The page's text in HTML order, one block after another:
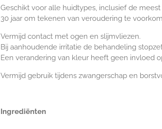
Geschikt voor alle huidtypes, inclusief de
30 jaar om tekenen van veroudering te
Vermijd contact met ogen en slijmvliezen.
Bij aanhoudende irritatie de behandeling
Een verandering van kleur heeft geen invloed
Vermijd gebruik tijdens zwangerschap en
Ingrediënten